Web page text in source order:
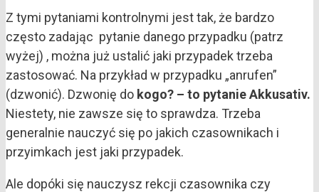
Z tymi pytaniami kontrolnymi jest tak, że bardzo
często zadając pytanie danego przypadku (patrz
wyżej) , można już ustalić jaki przypadek trzeba
zastosować. Na przykład w przypadku „anrufen”
(dzwonić). Dzwonię do kogo? – to pytanie Akkusativ.
Niestety, nie zawsze się to sprawdza. Trzeba
generalnie nauczyć się po jakich czasownikach i
przyimkach jest jaki przypadek.
Ale dopóki się nauczysz rekcji czasownika czy